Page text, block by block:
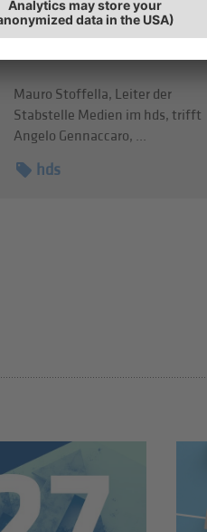
Stadtviertel – und was braucht
es, damit unsere Ortszentren
Mauro Stoffella, Leiter der
Stabstelle Medien im hds, trifft
Angelo Gennaccaro, ...
hds